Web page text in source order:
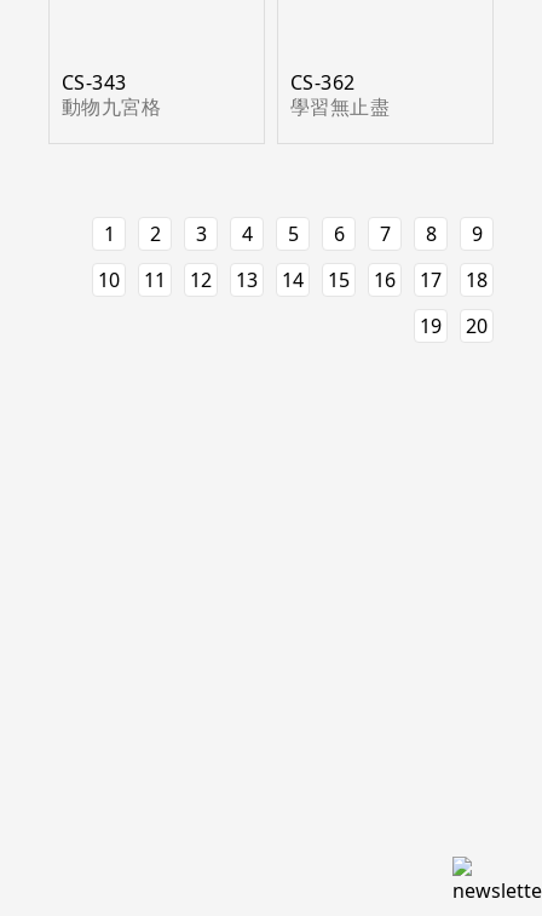
CS-343
動物九宮格
CS-362
學習無止盡
1 2 3 4 5 6 7 8
9
10
11 12 13 14 15 16 17
18
19
20